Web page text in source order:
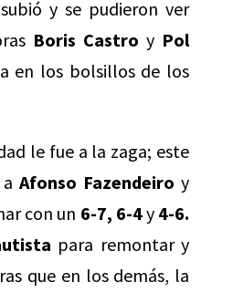
y se pudieron ver
Boris Castro y Pol
en los bolsillos de los
le fue a la zaga; este
Afonso Fazendeiro y
con un 6-7, 6-4y 4-6.
para remontar y
que en los demás, la